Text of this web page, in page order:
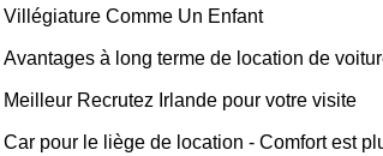
Villégiature Comme Un Enfant
Avantages à long terme de location de
Meilleur Recrutez Irlande pour votre visite
Car pour le liège de location - Comfort est